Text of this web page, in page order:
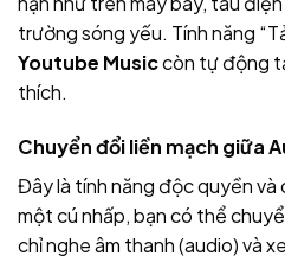
trường sóng yếu. Tính năng
Youtube Musiccòn tự động
thích.
Chuyển đổi liền mạch giữa
Đây là tính năng độc quyền và
một cú nhấp, bạn có thể
chỉ nghe âm thanh (audio) và